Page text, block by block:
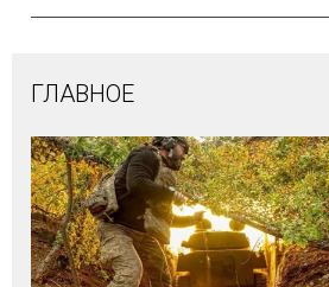
ГЛАВНОЕ